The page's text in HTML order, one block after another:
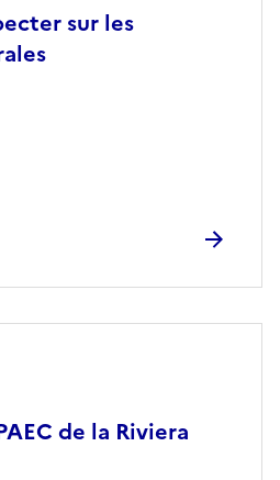
sur les
de la Riviera